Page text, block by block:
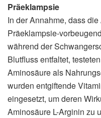
Präeklampsie
In der Annahme, dass
Präeklampsie-
während der
Blutfluss entfaltet,
Aminosäure als
wurden entgiftende
eingesetzt, um deren
Aminosäure L-Arginin zu